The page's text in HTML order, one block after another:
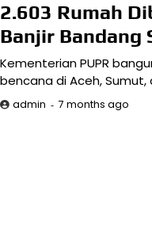
2.603 Rumah
Banjir Bandang
Kementerian PUPR
bencana di Aceh,
admin 7 months ago